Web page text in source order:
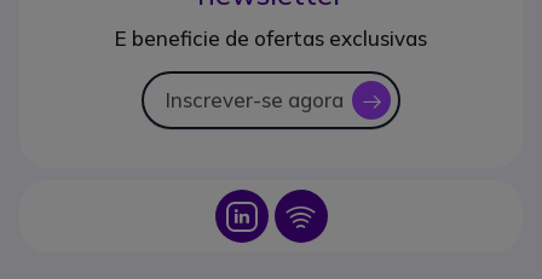
E beneficie de ofertas exclusivas
Inscrever-se agora icon
Icon Icon